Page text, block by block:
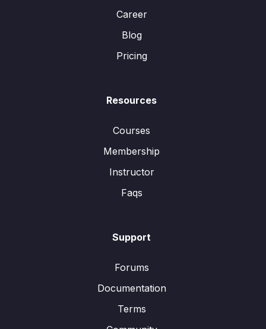
Career
Blog
Pricing
Resources
Courses
Membership
Instructor
Faqs
Support
Forums
Documentation
Terms